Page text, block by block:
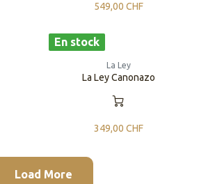
549,00 CHF
En stock
La Ley
La Ley Canonazo
349,00 CHF
Load More